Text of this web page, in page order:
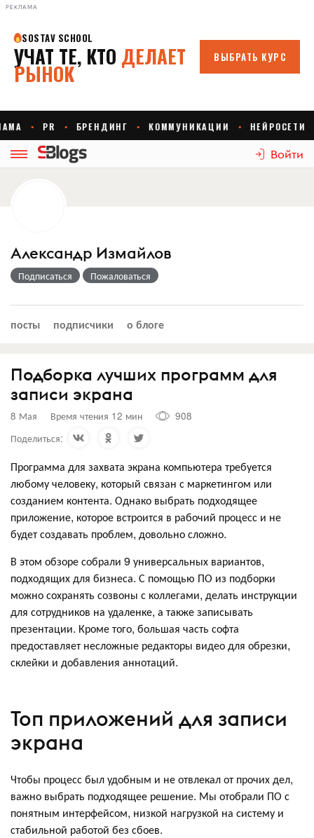
РЕКЛАМА
Войти
Александр Измайлов
Подписаться Пожаловаться
посты подписчики о блоге
Подборка лучших программ для
записи экрана
8 Мая Время чтения 12 мин
908
Поделиться:
Программа для захвата экрана компьютера требуется
любому человеку, который связан с маркетингом или
созданием контента. Однако выбрать подходящее
приложение, которое встроится в рабочий процесс и не
будет создавать проблем, довольно сложно.
В этом обзоре собрали 9 универсальных вариантов,
подходящих для бизнеса. С помощью ПО из подборки
можно сохранять созвоны с коллегами, делать инструкции
для сотрудников на удаленке, а также записывать
презентации. Кроме того, большая часть софта
предоставляет несложные редакторы видео для обрезки,
склейки и добавления аннотаций.
Топ приложений для записи
экрана
Чтобы процесс был удобным и не отвлекал от прочих дел,
важно выбрать подходящее решение. Мы отобрали ПО с
понятным интерфейсом, низкой нагрузкой на систему и
стабильной работой без сбоев.